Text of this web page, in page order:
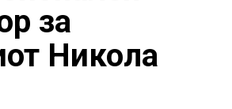
за
Никола